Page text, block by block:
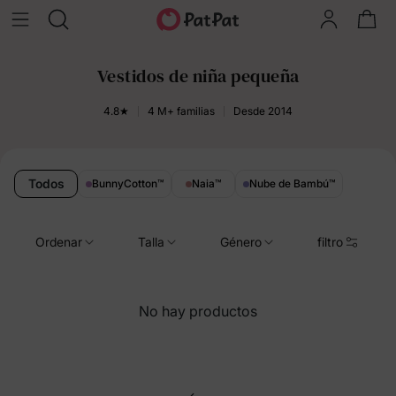
Vestidos de niña pequeña
4.8★ 4 M+ familias Desde 2014
Todos BunnyCotton™ Naia™ Nube de Bambú™
Ordenar Talla Género filtro
No hay productos